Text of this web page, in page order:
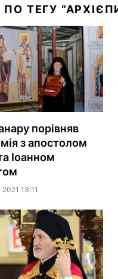
ТЕГУ
порівняв
з апостолом
Іоанном
13:11